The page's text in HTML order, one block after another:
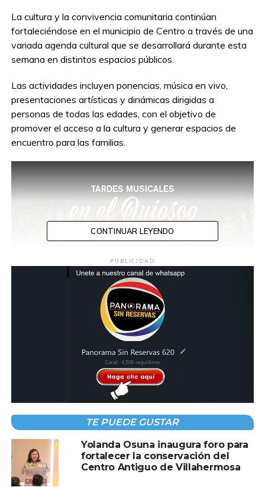
La cultura y la convivencia comunitaria continúan
fortaleciéndose en el municipio de Centro a través de una
variada agenda cultural que se desarrollará durante esta
semana en distintos espacios públicos.
Las actividades incluyen ponencias, música en vivo,
presentaciones artísticas y dinámicas dirigidas a
personas de todas las edades, con el objetivo de
promover el acceso a la cultura y generar espacios de
encuentro para las familias.
Autoridades municipales invitaron a la ciudadanía a
consultar la programación y participar en cada una de las
actividades preparadas para disfrutar del arte, la
creatividad y las expresiones culturales que enriquecen la
vida comunitaria.
CONTINUAR LEYENDO
PUBLICIDAD
TE PUEDE GUSTAR
Yolanda Osuna inaugura foro para
fortalecer la conservación del
Centro Antiguo de Villahermosa